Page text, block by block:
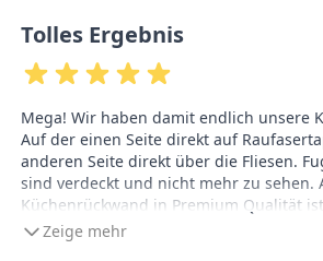
Tolles Ergebnis
Mega! Wir haben damit endlich unsere
Auf der einen Seite direkt auf
anderen Seite direkt über die Fliesen.
sind verdeckt und nicht mehr zu sehen.
Küchenrückwand in Premium Qualität
sie nicht in um die Ecke kleben kann.
dann eine kleine Silkonnaht ziehen. Wir
Zeige mehr